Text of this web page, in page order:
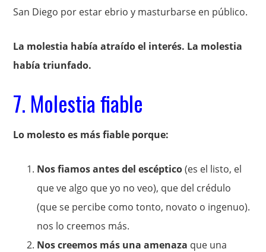
San Diego por estar ebrio y masturbarse en público.
La molestia había atraído el interés. La molestia
había triunfado.
7. Molestia fiable
Lo molesto es más fiable porque:
Nos fiamos antes del escéptico(es el listo, el
que ve algo que yo no veo), que del crédulo
(que se percibe como tonto, novato o ingenuo).
nos lo creemos más.
Nos creemos más una amenaza que una